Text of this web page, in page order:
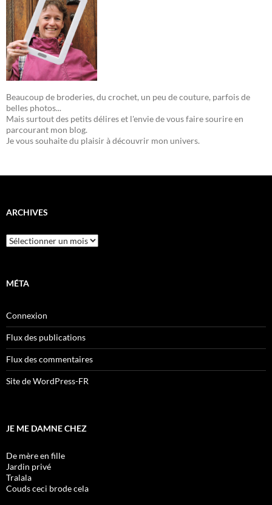
Beaucoup de broderies, du crochet, un peu de couture, parfois de
belles photos...
Mais surtout des petits délires et l'envie de vous faire sourire en
parcourant mon blog.
Je vous souhaite du plaisir à découvrir mon univers.
ARCHIVES
Archives
MÉTA
Connexion
Flux des publications
Flux des commentaires
Site de WordPress-FR
JE ME DAMNE CHEZ
De mère en fille
Jardin privé
Tralala
Couds ceci brode cela